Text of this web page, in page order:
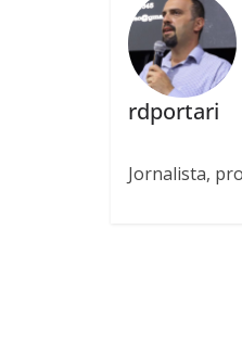
rdportari
Jornalista,